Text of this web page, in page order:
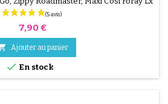
Prix
7,90 €
Ajouter au panier
 En stock